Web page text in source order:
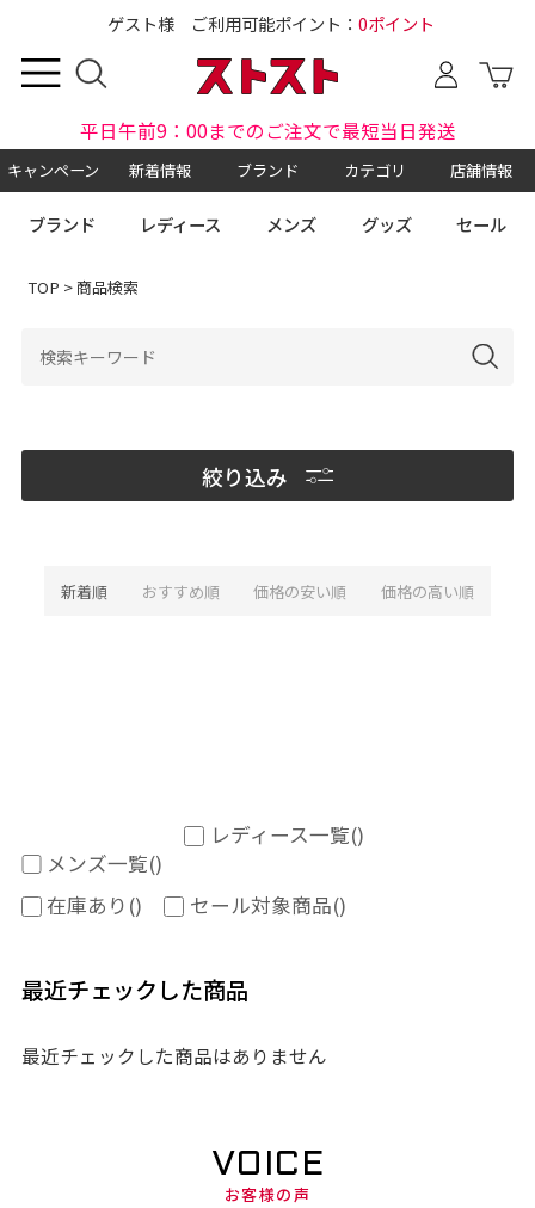
ゲスト様 ご利用可能ポイント： 0ポイント
平日午前9：00までのご注文で最短当日発送
キャンペーン 新着情報 ブランド カテゴリ 店舗情報
ブランド レディース メンズ グッズ セール
TOP > 商品検索
絞り込み
新着順 おすすめ順 価格の安い順 価格の高い順
メンズ一覧()
レディース一覧()
在庫あり () セール対象商品()
最近チェックした商品
最近チェックした商品はありません
VOICE
お客様の声